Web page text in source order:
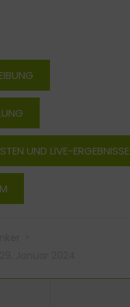
UND LIVE-ERGEBNISSE